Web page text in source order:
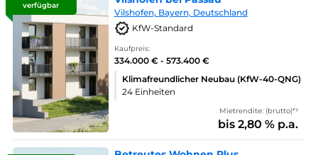
verfügbar
Vilshofen, Bayern, Deutschland
KfW-Standard
Kaufpreis:
334.000 € - 573.400 €
Klimafreundlicher Neubau (KfW-40-QNG)
24 Einheiten
Mietrendite: (brutto)*¹
bis 2,80 % p.a.